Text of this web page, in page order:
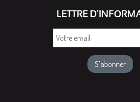
LETTRE